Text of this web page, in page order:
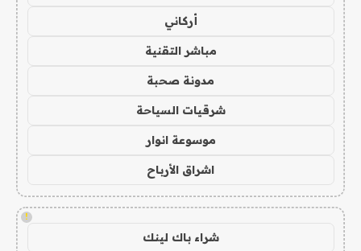
أركاني
مباشر التقنية
مدونة صحبة
شرقيات السياحة
موسوعة انوار
اشراق الأرباح
!
شراء باك لينك